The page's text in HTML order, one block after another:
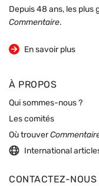
Depuis 48 ans, les plus
Commentaire.
En savoir plus
sur la revue
À PROPOS
Qui sommes-nous ?
Les comités
Où trouver
International
CONTACTEZ-NOUS